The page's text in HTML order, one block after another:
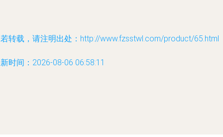
转载，请注明出处：http://www.fzsstwl.com/product/65.html
时间：2026-08-06 06:58:11